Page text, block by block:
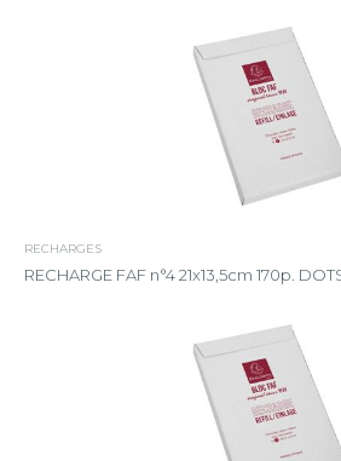
RECHARGES
RECHARGE FAF n°4 21x13,5cm 170p.